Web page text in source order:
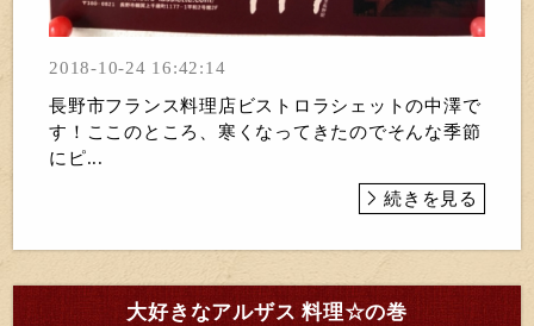
2018-10-24 16:42:14
長野市フランス料理店ビストロラシェットの中澤で
す！ここのところ、寒くなってきたのでそんな季節
にピ...
続きを見る
大好きなアルザス 料理☆の巻